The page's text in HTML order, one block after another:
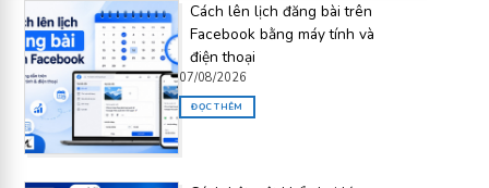
Cách lên lịch đăng bài trên
Facebook bằng máy tính và
điện thoại
07/08/2026
ĐỌC THÊM